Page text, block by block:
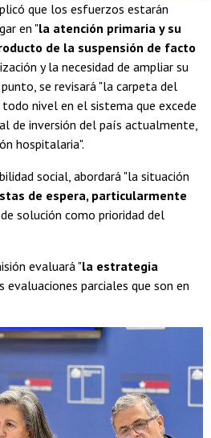
que los esfuerzos estarán
en "la atención primaria y su
de la suspensión de facto
y la necesidad de ampliar su
se revisará "la carpeta del
nivel en el sistema que excede
de inversión del país actualmente,
hospitalaria".
social, abordará "la situación
de espera, particularmente
solución como prioridad del
evaluará "la estrategia
evaluaciones parciales que son en